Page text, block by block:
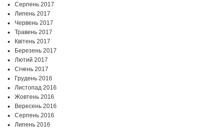
Серпень 2017
Липень 2017
Червень 2017
Травень 2017
Квітень 2017
Березень 2017
Лютий 2017
Січень 2017
Грудень 2016
Листопад 2016
Жовтень 2016
Вересень 2016
Серпень 2016
Липень 2016